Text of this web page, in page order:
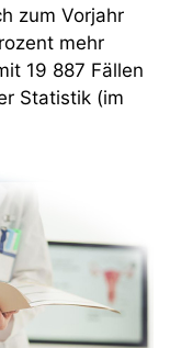
zum Vorjahr
mehr
19 887 Fällen
Statistik (im